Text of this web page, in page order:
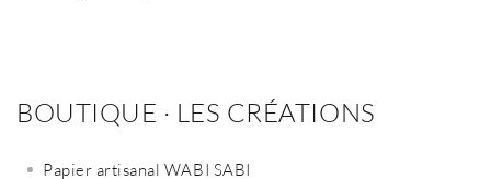
BOUTIQUE · LES CRÉATIONS
Papier artisanal WABI SABI